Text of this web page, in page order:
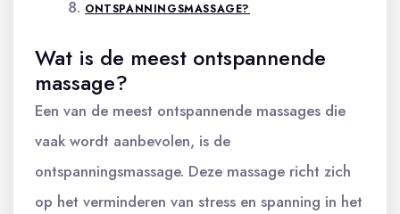
ONTSPANNINGSMASSAGE?
Wat is de meest ontspannende
massage?
Een van de meest ontspannende massages die
vaak wordt aanbevolen, is de
ontspanningsmassage. Deze massage richt zich
op het verminderen van stress en spanning in het